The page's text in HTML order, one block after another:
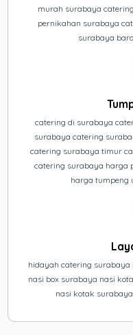
murah surabaya
pernikahan surabaya
surabaya
catering di surabaya
surabaya catering
catering surabaya timur
catering surabaya harga
harga tumpeng
hidayah catering surabaya
nasi box surabaya nasi
nasi kotak